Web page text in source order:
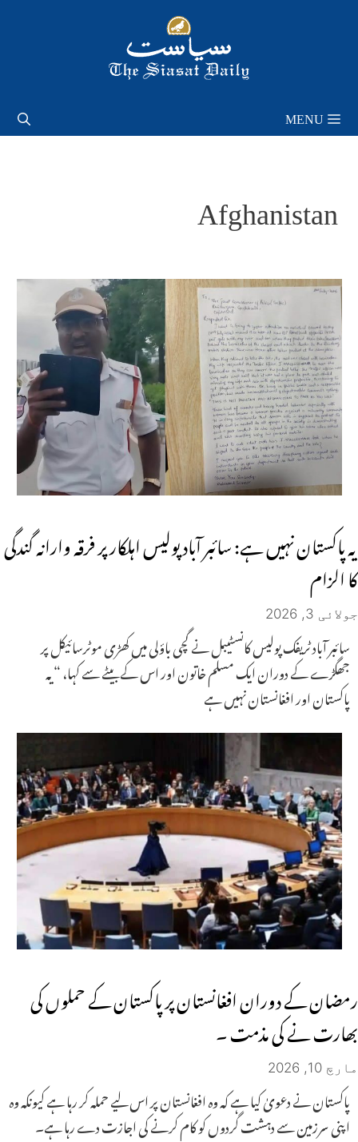
MENU
Afghanistan
یہ پاکستان نہیں ہے: سائبر آباد پولیس اہلکار پر فرقہ وارانہ گندگی
کا الزام
جولائی 3, 2026
سائبر آباد ٹریفک پولیس کانسٹیبل نے گچی باؤلی میں کھڑی موٹرسائیکل پر
جھگڑے کے دوران ایک مسلم خاتون اور اس کے بیٹے سے کہا، “یہ
پاکستان اور افغانستان نہیں ہے
رمضان کے دوران افغانستان پر پاکستان کے حملوں کی
بھارت نے کی مذمت ۔
مارچ 10, 2026
پاکستان نے دعویٰ کیا ہے کہ وہ افغانستان پر اس لیے حملہ کر رہا ہے کیونکہ وہ
اپنی سرزمین سے دہشت گردوں کو کام کرنے کی اجازت دے رہا ہے۔